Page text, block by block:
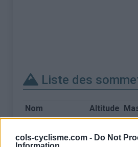
cols-cyclisme.com - Do Not
Liste des
Nom Altitude